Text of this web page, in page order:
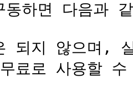
동하면 다음과
되지 않으며,
료로 사용할